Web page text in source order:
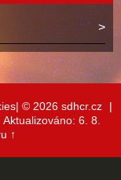
© 2026 sdhcr.cz
|
Aktualizováno: 6. 8.
↑